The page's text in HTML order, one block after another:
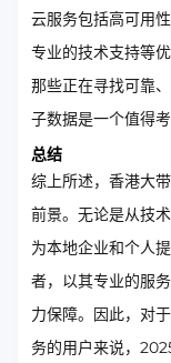
云服务包括高可用
专业的技术支持等
那些正在寻找可靠
子数据是一个值得考
总结
综上所述，香港大
前景。无论是从技
为本地企业和个人
者，以其专业的服
力保障。因此，对
务的用户来说，